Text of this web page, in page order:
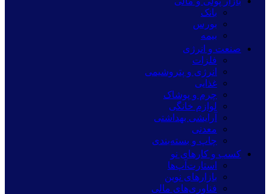
بانک
بورس
بیمه
صنعت و انرژی
فلزات
انرژی و پتروشیمی
غذایی
چرم و پوشاک
لوازم خانگی
آرایشی بهداشتی
معدنی
چاپ و بسته‌بندی
کسب و کارهای نو
استارت‌آپ‌ها
بازارهای نوین
فناوری‌های مالی